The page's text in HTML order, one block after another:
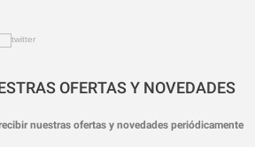
OFERTAS Y NOVEDADES
nuestras ofertas y novedades periódicamente